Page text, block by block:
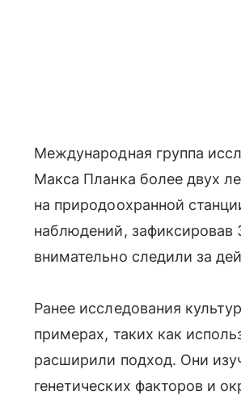
Международная группа
Макса Планка более двух
на природоохранной
наблюдений, зафиксировав
внимательно следили за
Ранее исследования
примерах, таких как
расширили подход. Они
генетических факторов и